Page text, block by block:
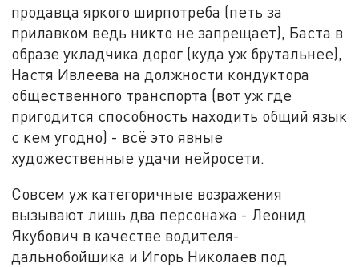
продавца яркого ширпотреба (петь за
прилавком ведь никто не запрещает), Баста в
образе укладчика дорог (куда уж брутальнее),
Настя Ивлеева на должности кондуктора
общественного транспорта (вот уж где
пригодится способность находить общий язык
с кем угодно) - всё это явные
художественные удачи нейросети.
Совсем уж категоричные возражения
вызывают лишь два персонажа - Леонид
Якубович в качестве водителя-
дальнобойщика и Игорь Николаев под